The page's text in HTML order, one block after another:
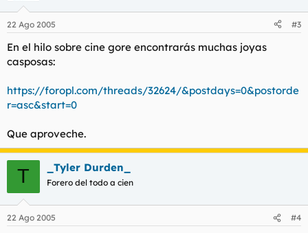
22 Ago 2005 #3
En el hilo sobre cine gore encontrarás muchas joyas
casposas:
https://foropl.com/threads/32624/&postdays=0&postorde
r=asc&start=0
Que aproveche.
T _Tyler Durden_
Forero del todo a cien
22 Ago 2005 #4